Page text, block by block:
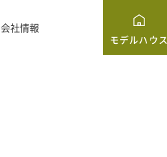
会社情報
モデルハウス